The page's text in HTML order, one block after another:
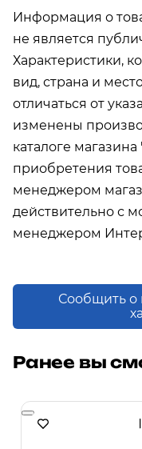
Информация о
не является
Характеристики,
вид, страна и
отличаться от
изменены
каталоге
приобретения
менеджером
действительно с
менеджером
Сообщить о
Ранее вы